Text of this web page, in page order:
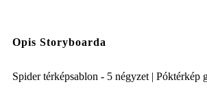
Opis Storyboarda
Spider térképsablon - 5 négyzet | Póktérkép